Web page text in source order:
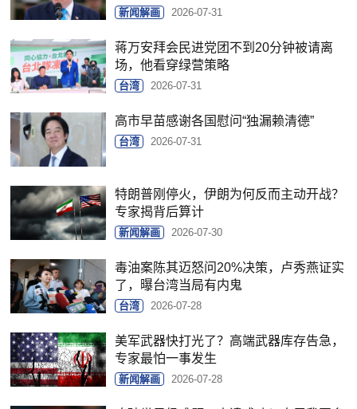
新闻解画 2026-07-31
蒋万安拜会民进党团不到20分钟被请离
场，他看穿绿营策略
台湾 2026-07-31
高市早苗感谢各国慰问“独漏赖清德”
台湾 2026-07-31
特朗普刚停火，伊朗为何反而主动开战？
专家揭背后算计
新闻解画 2026-07-30
毒油案陈其迈怒问20%决策，卢秀燕证实
了，曝台湾当局有内鬼
台湾 2026-07-28
美军武器快打光了？高端武器库存告急，
专家最怕一事发生
新闻解画 2026-07-28